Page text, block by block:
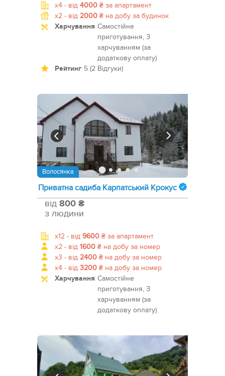
x4 - від 4000 ₴ за апартамент
x2 - від 2000 ₴ на добу за будинок
Харчування Самостійне
приготування, З
харчуванням (за
додаткову оплату)
Рейтинг 5 (2 Відгуки)
Волосянка
Приватна садиба Карпатський Крокус
від 800 ₴
з людини
x12 - від 9600 ₴ за апартамент
x2 - від 1600 ₴ на добу за номер
x3 - від 2400 ₴ на добу за номер
x4 - від 3200 ₴ на добу за номер
Харчування Самостійне
приготування, З
харчуванням (за
додаткову оплату)